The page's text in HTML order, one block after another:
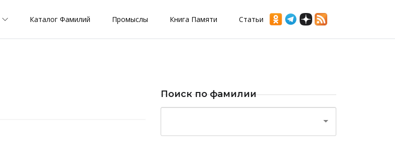
Каталог Фамилий Промыслы Книга Памяти Статьи
Поиск по фамилии